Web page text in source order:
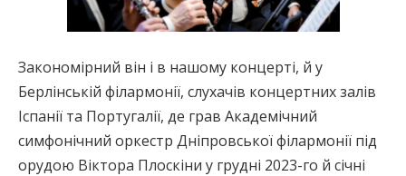
Закономірний він і в нашому концерті, й у
Берлінській філармонії, слухачів концертних залів
Іспанії та Португалії, де грав Академічний
симфонічний оркестр Дніпровської філармонії під
орудою Віктора Плоскіни у грудні 2023-го й січні